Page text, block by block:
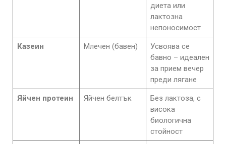
диета или
лактозна
непоносимост
Казеин Млечен (бавен)
Усвоява се
бавно – идеален
за прием вечер
преди лягане
Яйчен протеин Яйчен белтък
Без лактоза, с
висока
биологична
стойност